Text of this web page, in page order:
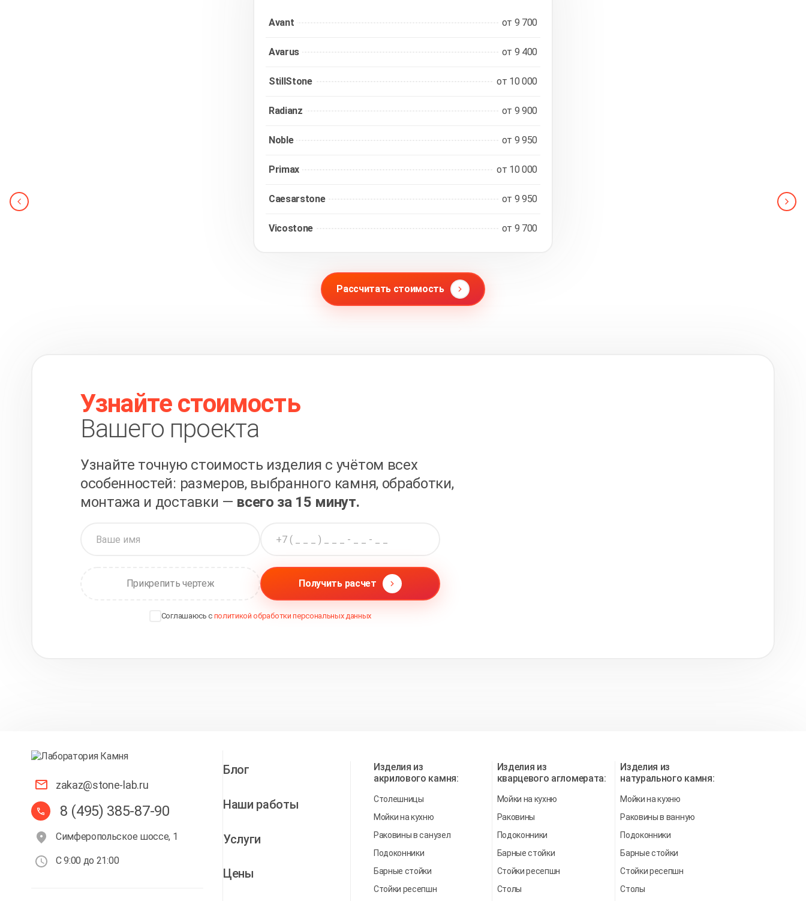
Avant от 9 700
Avarus от 9 400
StillStone от 10 000
Radianz от 9 900
Noble от 9 950
Primax от 10 000
Caesarstone от 9 950
Vicostone от 9 700
Рассчитать стоимость
Узнайте стоимость
Вашего проекта
Узнайте точную стоимость изделия с учётом всех
особенностей: размеров, выбранного камня, обработки,
монтажа и доставки — всего за 15 минут.
Прикрепить чертеж Получить расчет
Соглашаюсь с политикой обработки персональных данных
zakaz@stone-lab.ru
8 (495) 385-87-90
Симферопольское шоссе, 1
С 9:00 до 21:00
Блог
Наши работы
Услуги
Цены
Изделия из
акрилового камня:
Столешницы
Мойки на кухню
Раковины в санузел
Подоконники
Барные стойки
Стойки ресепшн
Изделия из
кварцевого агломерата:
Мойки на кухню
Раковины
Подоконники
Барные стойки
Стойки ресепшн
Столы
Изделия из
натурального камня:
Мойки на кухню
Раковины в ванную
Подоконники
Барные стойки
Стойки ресепшн
Столы